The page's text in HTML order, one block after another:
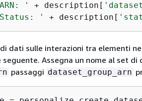
' + description[
' + description[
dati sulle interazioni tra elementi
seguente. Assegna un nome al set
passaggi dataset_group_arn